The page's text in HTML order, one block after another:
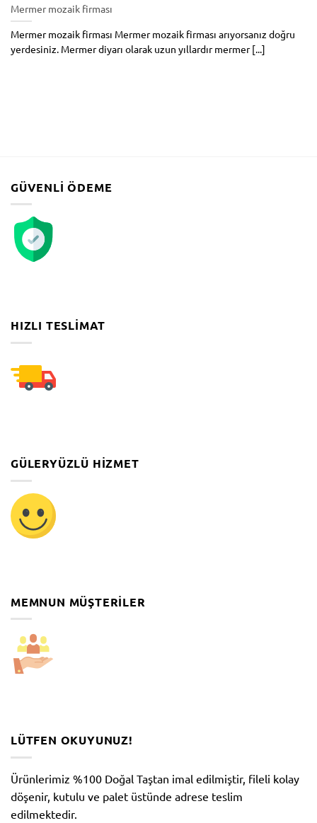
Mermer mozaik firması
Mermer mozaik firması Mermer mozaik firması arıyorsanız doğru
yerdesiniz. Mermer diyarı olarak uzun yıllardır mermer [...]
GÜVENLI ÖDEME
HIZLI TESLIMAT
GÜLERYÜZLÜ HIZMET
MEMNUN MÜŞTERILER
LÜTFEN OKUYUNUZ!
Ürünlerimiz %100 Doğal Taştan imal edilmiştir, fileli kolay
döşenir, kutulu ve palet üstünde adrese teslim
edilmektedir.